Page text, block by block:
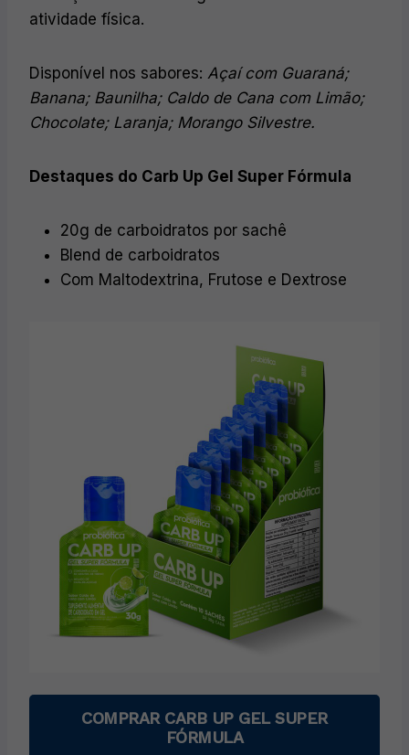
atividade física.
Disponível nos sabores: Açaí com Guaraná;
Banana; Baunilha; Caldo de Cana com Limão;
Chocolate; Laranja; Morango Silvestre.
Destaques do Carb Up Gel Super Fórmula
20g de carboidratos por sachê
Blend de carboidratos
Com Maltodextrina, Frutose e Dextrose
COMPRAR CARB UP GEL SUPER
FÓRMULA